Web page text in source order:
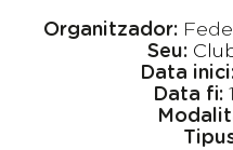
Organitzador:
Seu:
Data
Data fi: